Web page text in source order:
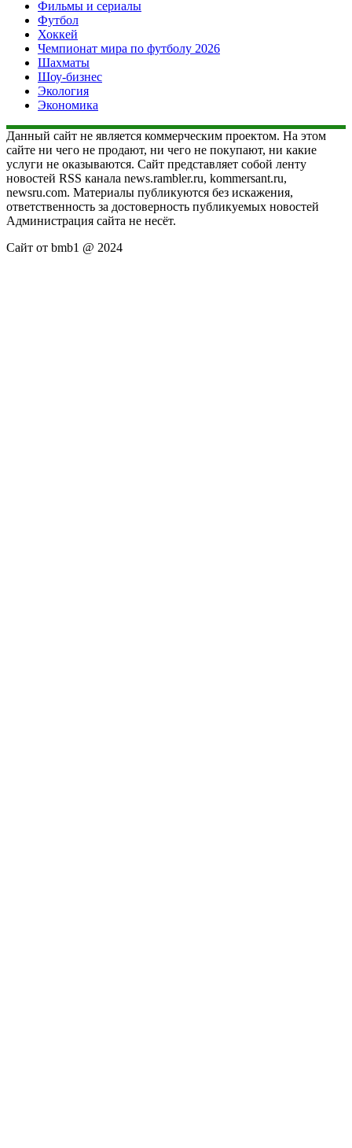
Фильмы и сериалы
Футбол
Хоккей
Чемпионат мира по футболу 2026
Шахматы
Шоу-бизнес
Экология
Экономика
Данный сайт не является коммерческим проектом. На этом
сайте ни чего не продают, ни чего не покупают, ни какие
услуги не оказываются. Сайт представляет собой ленту
новостей RSS канала news.rambler.ru, kommersant.ru,
newsru.com. Материалы публикуются без искажения,
ответственность за достоверность публикуемых новостей
Администрация сайта не несёт.
Сайт от bmb1 @ 2024